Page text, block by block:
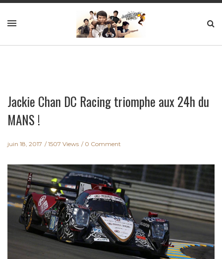
Jackie Chan DC Racing triomphe aux 24h du
MANS !
juin 18, 2017 1507 Views 0 Comment